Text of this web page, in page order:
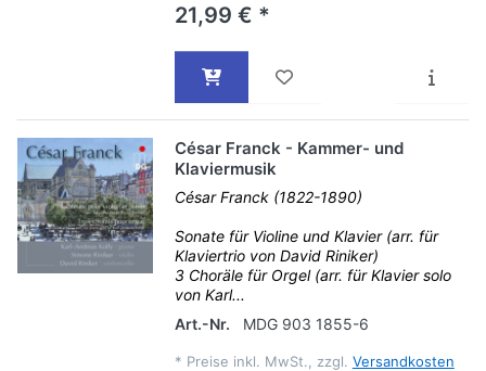
21,99 € *
César Franck - Kammer- und
Klaviermusik
César Franck (1822-1890)
Sonate für Violine und Klavier (arr. für
Klaviertrio von David Riniker)
3 Choräle für Orgel (arr. für Klavier solo
von Karl...
Art.-Nr.
MDG 903 1855-6
* Preise inkl. MwSt., zzgl. Versandkosten